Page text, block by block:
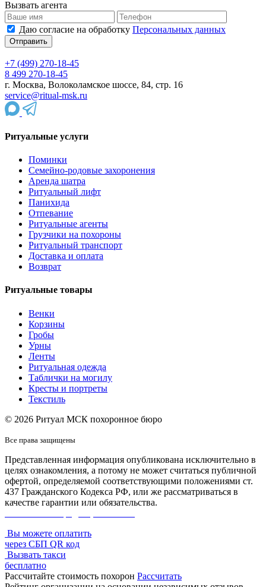
Вызвать агента
Даю согласие на обработку Персональных данных
+7 (499) 270-18-45
8 499 270-18-45
г. Москва, Волоколамское шоссе, 84, стр. 16
service@ritual-msk.ru
Ритуальные услуги
Поминки
Семейно-родовые захоронения
Аренда шатра
Ритуальный лифт
Панихида
Отпевание
Ритуальные агенты
Грузчики на похороны
Ритуальный транспорт
Доставка и оплата
Возврат
Ритуальные товары
Венки
Корзины
Гробы
Урны
Ленты
Ритуальная одежда
Таблички на могилу
Кресты и портреты
Текстиль
© 2026 Ритуал МСК похоронное бюро
Все права защищены
Представленная информация опубликована исключительно в
целях ознакомления, а потому не может считаться публичной
офертой, определяемой соответствующими положениями ст.
437 Гражданского Кодекса РФ, или же рассматриваться в
качестве гарантии или обязательства.
Вы можете оплатить
через СБП QR код
Вызвать такси
бесплатно
Рассчитайте стоимость похорон Рассчитать